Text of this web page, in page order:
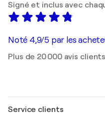
Signé et inclus avec
Noté 4,9/5 par les
Plus de 20 000 avis clients
Service clients